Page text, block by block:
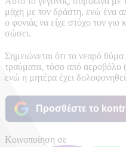
μάχη με τον δράστη, ενώ ένα
ο φονιάς να είχε στόχο τον
σώσει.
Σημειώνεται ότι το νεαρό
τραύματα, τόσο από αεροβόλο
ενώ η μητέρα έχει
Προσθέστε το
Κοινοποίηση σε